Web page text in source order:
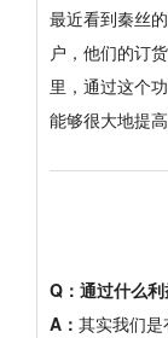
最近看到秦丝
户，他们的订
里，通过这个
能够很大地提
Q：通过什么
A： 其实我们